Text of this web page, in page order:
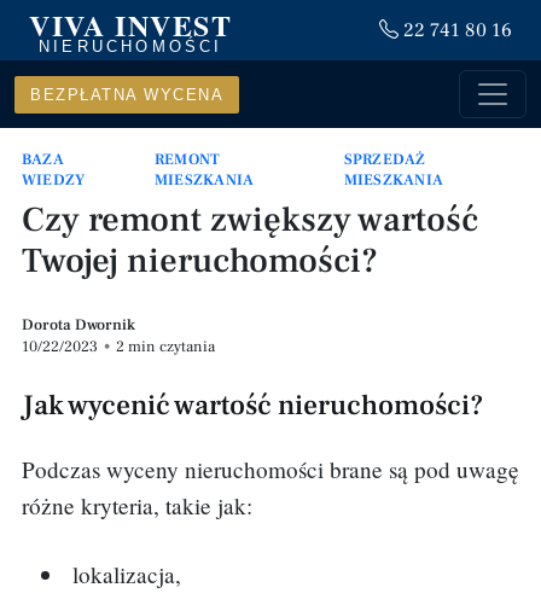
VIVA INVEST
NIERUCHOMOŚCI
22 741 80 16
BEZPŁATNA WYCENA
BAZA
WIEDZY
REMONT
MIESZKANIA
SPRZEDAŻ
MIESZKANIA
Czy remont zwiększy wartość
Twojej nieruchomości?
Dorota Dwornik
10/22/2023 • 2 min czytania
Jak wycenić wartość nieruchomości?
Podczas wyceny nieruchomości brane są pod uwagę
różne kryteria, takie jak:
lokalizacja,